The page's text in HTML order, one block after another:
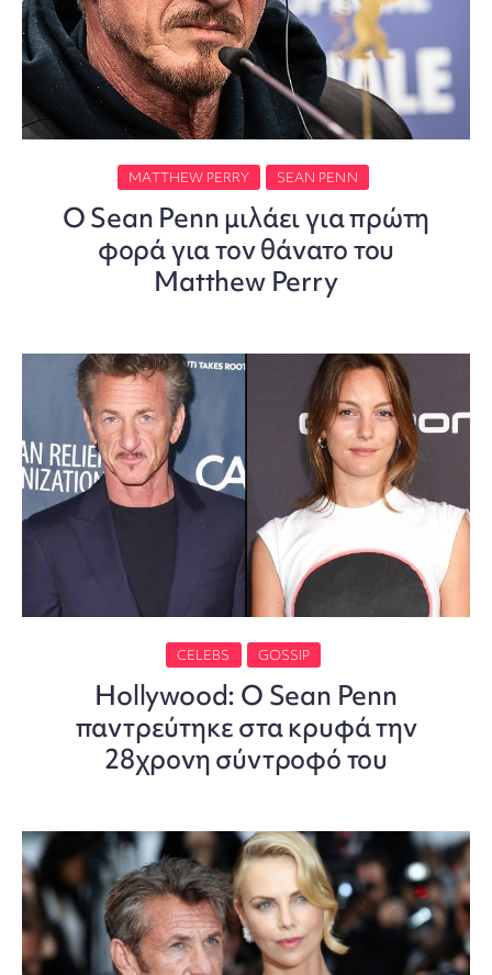
MATTHEW PERRY SEAN PENN
O Sean Penn μιλάει για πρώτη
φορά για τον θάνατο του
Matthew Perry
CELEBS GOSSIP
Hollywood: Ο Sean Penn
παντρεύτηκε στα κρυφά την
28χρονη σύντροφό του